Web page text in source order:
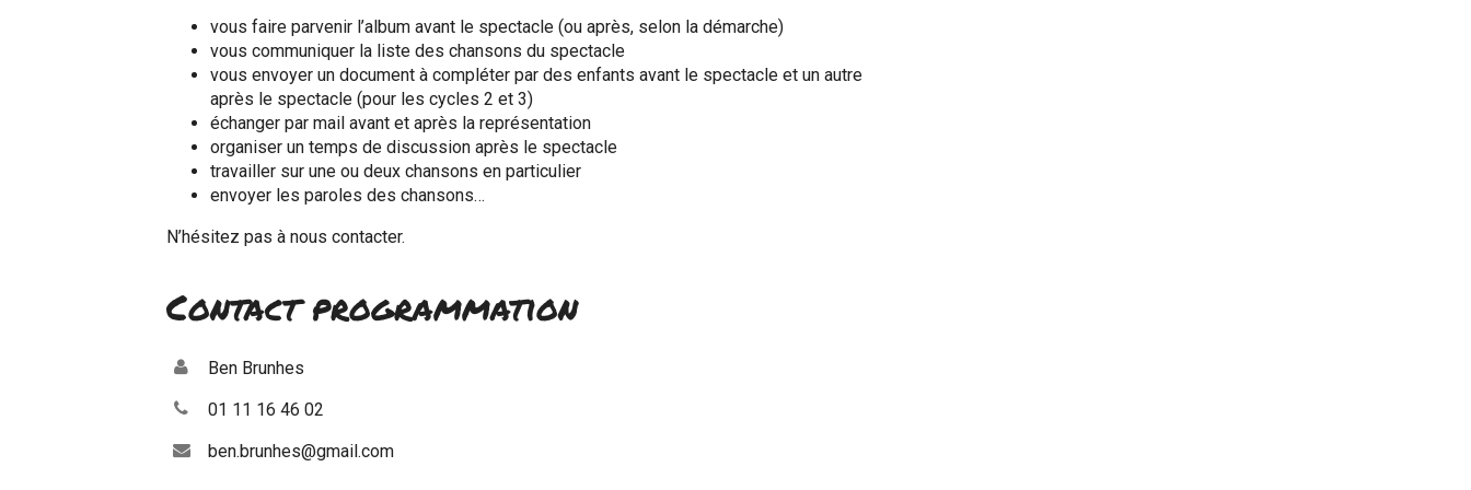
vous faire parvenir l’album avant le spectacle (ou après, selon la démarche)
vous communiquer la liste des chansons du spectacle
vous envoyer un document à compléter par des enfants avant le spectacle et un autre
après le spectacle (pour les cycles 2 et 3)
échanger par mail avant et après la représentation
organiser un temps de discussion après le spectacle
travailler sur une ou deux chansons en particulier
envoyer les paroles des chansons…
N’hésitez pas à nous contacter.
Contact programmation
Ben Brunhes
01 11 16 46 02
ben.brunhes@gmail.com